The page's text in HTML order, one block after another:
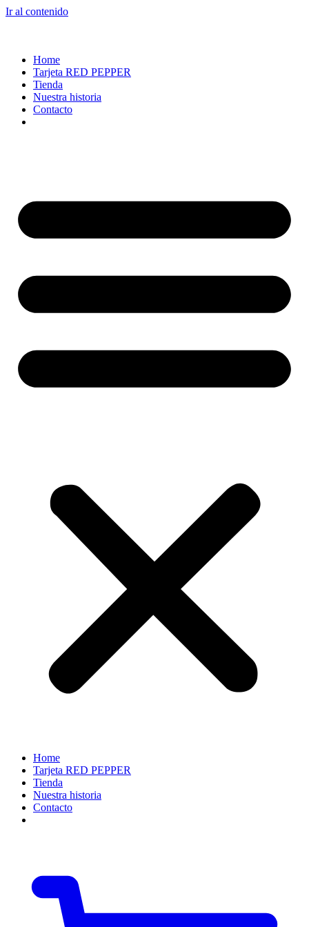
Ir al contenido
Home
Tarjeta RED PEPPER
Tienda
Nuestra historia
Contacto
Home
Tarjeta RED PEPPER
Tienda
Nuestra historia
Contacto